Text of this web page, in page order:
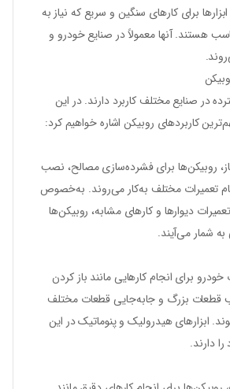
برای کارهای سنگین و سریع که نیاز به
هستند. آنها معمولاً در صنایع خودرو و
در صنایع مختلف کاربرد دارند. در این
کاربردهای روبیکن اشاره خواهیم کرد:
روبیکن‌ها برای فشرده‌سازی مصالح، نصب
تعمیرات مختلف به‌کار می‌روند. به‌خصوص
دیوارها و کارهای مشابه، روبیکن‌ها
به شمار می‌آیند.
برای انجام کارهایی مانند باز کردن
بزرگ و جابه‌جایی قطعات مختلف
ابزارهای هیدرولیک و پنوماتیک در این
دارند.